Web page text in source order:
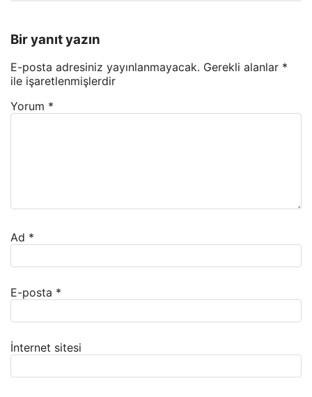
Bir yanıt yazın
E-posta adresiniz yayınlanmayacak. Gerekli alanlar *
ile işaretlenmişlerdir
Yorum *
Ad *
E-posta *
İnternet sitesi